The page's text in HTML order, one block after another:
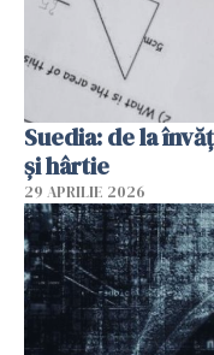
Suedia: de la
și hârtie
29 APRILIE 2026